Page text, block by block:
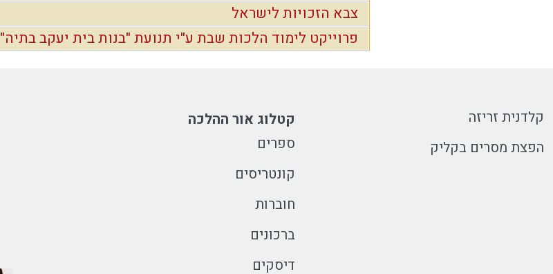
צבא הזכויות לישראל
פרוייקט לימוד הלכות שבת ע"י תנועת "בנות בית יעקב בתיה"
קלדנית זריזה
הפצת מסרים בקליק
קטלוג אור ההלכה
ספרים
קונטריסים
חוברות
ברכונים
דיסקים